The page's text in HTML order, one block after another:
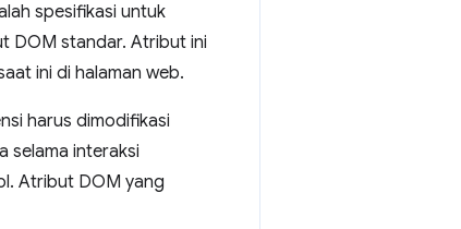
spesifikasi untuk
DOM standar. Atribut ini
ini di halaman web.
harus dimodifikasi
selama interaksi
Atribut DOM yang